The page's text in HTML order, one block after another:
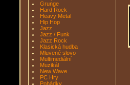
Grunge
Hard Rock
Heavy Metal
Hip Hop
Jazz
Jazz / Funk
Jazz Rock
Klasická hudba
Mluvené slovo
Multimediální
Muzikál
New Wave
PC Hry
Pohádky